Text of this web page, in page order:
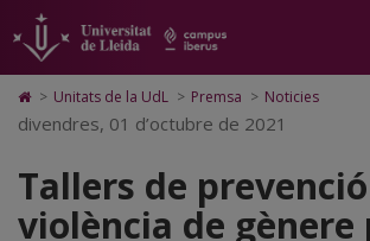
Tallers
de
prevenció
de
violència
de
pàgina
principal.
Universitat
Lleida
contingut
principal
Mapa
Web.
Universitat
Cerca
Accessibilitat.
Universitat
Lleida
Icono
de
Home
ir
a
la
página
> Unitats de la UdL > Premsa > Noticies
divendres, 01 d’octubre de 2021
Tallers de
violència de gènere